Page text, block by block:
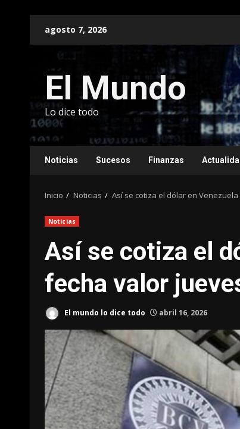
agosto 7, 2026
El Mundo
Lo dice todo
Noticias Sucesos Finanzas
Inicio Noticias Así se cotiza el dólar en
Noticias
Así se cotiza el
fecha valor
El mundo lo dice todo abril 16, 2026